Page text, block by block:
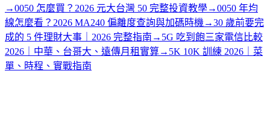
→0050 怎麼買？2026 元大台灣 50 完整投資教學→0050 年均
線怎麼看？2026 MA240 偏離度查詢與加碼時機→30 歲前要完
成的 5 件理財大事｜2026 完整指南 → 5G 吃到飽三家電信比較
2026｜中華、台哥大、遠傳月租實算→ 5K 10K 訓練 2026｜菜
單、時程、實戰指南